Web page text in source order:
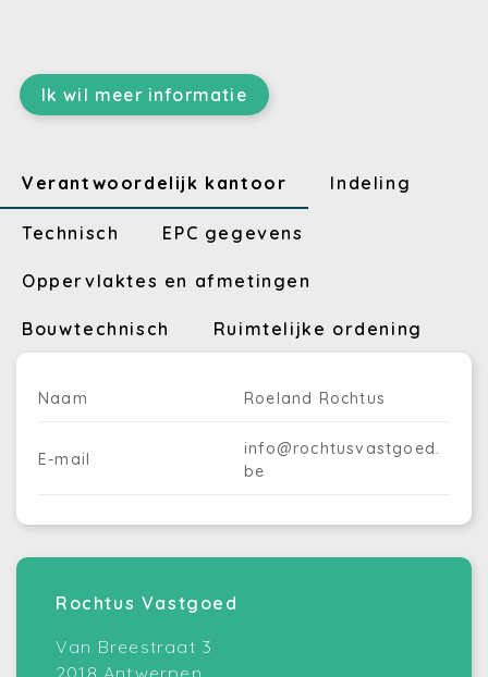
Ik wil meer informatie
Verantwoordelijk kantoor Indeling
Technisch EPC gegevens
Oppervlaktes en afmetingen
Bouwtechnisch Ruimtelijke ordening
Naam Roeland Rochtus
E-mail
info@rochtusvastgoed.
be
Rochtus Vastgoed
Van Breestraat 3
2018 Antwerpen